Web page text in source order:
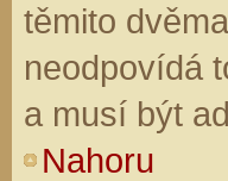
těmito
neodpovídá
a musí být
Nahoru